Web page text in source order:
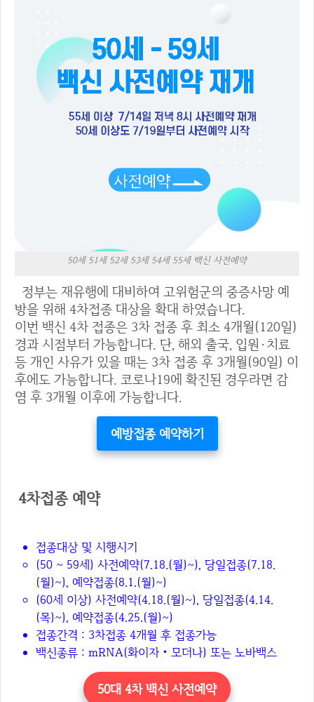
50세 51세 52세 53세 54세 55세 백신 사전예약
정부는 재유행에 대비하여 고위험군의 중증사망 예
방을 위해 4차접종 대상을 확대 하였습니다.
이번 백신 4차 접종은 3차 접종 후 최소 4개월(120일)
경과 시점부터 가능합니다. 단, 해외 출국, 입원·치료
등 개인 사유가 있을 때는 3차 접종 후 3개월(90일) 이
후에도 가능합니다. 코로나19에 확진된 경우라면 감
염 후 3개월 이후에 가능합니다.
예방접종 예약하기
4차접종 예약
접종대상 및 시행시기
(50 ~ 59세) 사전예약(7.18.(월)~), 당일접종(7.18.
(월)~), 예약접종(8.1.(월)~)
(60세 이상) 사전예약(4.18.(월)~), 당일접종(4.14.
(목)~), 예약접종(4.25.(월)~)
접종간격 : 3차접종 4개월 후 접종가능
백신종류 : mRNA(화이자‧모더나) 또는 노바백스
50대 4차 백신 사전예약